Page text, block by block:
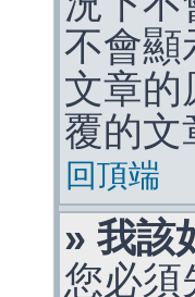
不會顯
文章的
覆的文
回頂端
» 我該
您必須